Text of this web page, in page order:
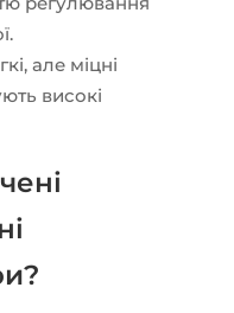
але міцні
високі